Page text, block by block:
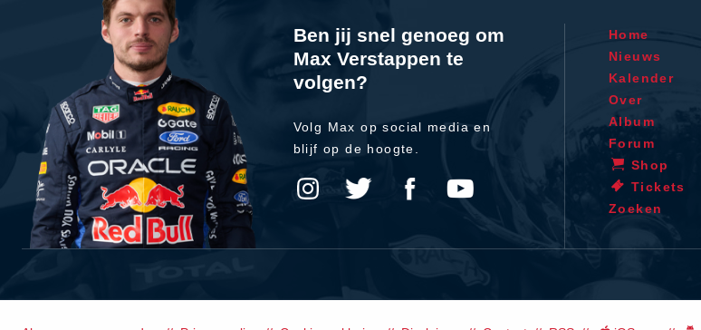
Ben jij snel genoeg om
Max Verstappen te
volgen?
Volg Max op social media en
blijf op de hoogte.
Home
Nieuws
Kalender
Over
Album
Forum
Shop
Tickets
Zoeken